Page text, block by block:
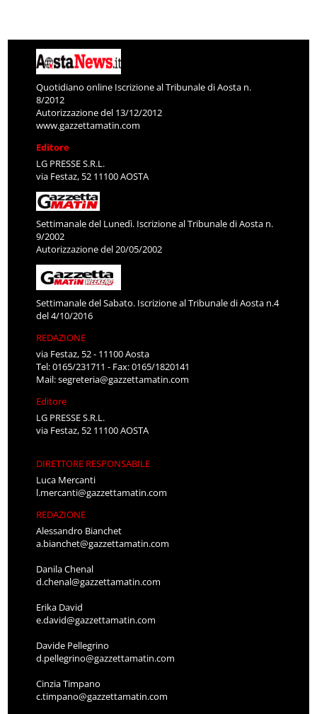
Quotidiano online Iscrizione al Tribunale di Aosta n.
8/2012
Autorizzazione del 13/12/2012
www.gazzettamatin.com
Editore
LG PRESSE S.R.L.
via Festaz, 52 11100 AOSTA
Settimanale del Lunedì. Iscrizione al Tribunale di Aosta n.
9/2002
Autorizzazione del 20/05/2002
Settimanale del Sabato. Iscrizione al Tribunale di Aosta n.4
del 4/10/2016
REDAZIONE
via Festaz, 52 - 11100 Aosta
Tel: 0165/231711 - Fax: 0165/1820141
Mail:segreteria@gazzettamatin.com
Editore
LG PRESSE S.R.L.
via Festaz, 52 11100 AOSTA
DIRETTORE RESPONSABILE
Luca Mercanti
l.mercanti@gazzettamatin.com
REDAZIONE
Alessandro Bianchet
a.bianchet@gazzettamatin.com
Danila Chenal
d.chenal@gazzettamatin.com
Erika David
e.david@gazzettamatin.com
Davide Pellegrino
d.pellegrino@gazzettamatin.com
Cinzia Timpano
c.timpano@gazzettamatin.com